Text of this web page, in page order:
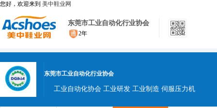
您好，欢迎来到 美中鞋业网
东莞市工业自动化行业协会
2年
东莞市工业自动化行业协会
工业自动化协会 工业研发 工业制造 伺服压力机